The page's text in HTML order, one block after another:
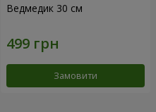
Ведмедик 30 см
Замовити